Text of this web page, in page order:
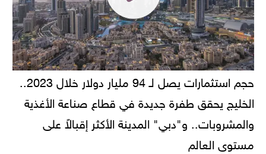
حجم استثمارات يصل لـ 94 مليار دولار خلال 2023..
الخليج يحقق طفرة جديدة في قطاع صناعة الأغذية
والمشروبات.. و"دبي" المدينة الأكثر إقبالاً على
مستوى العالم